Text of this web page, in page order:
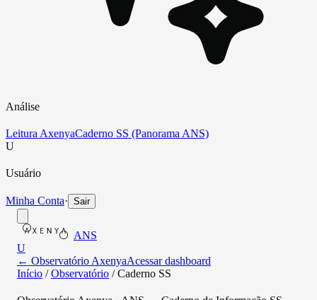
Análise
Leitura AxenyaCaderno SS (Panorama ANS)
U
Usuário
Minha Conta· Sair
ANS
U
← Observatório AxenyaAcessar dashboard
Início /Observatório /Caderno SS